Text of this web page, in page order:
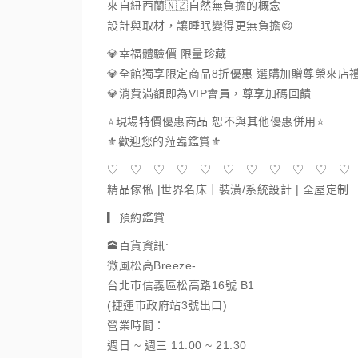
來自紐西蘭🇳🇿自然無負擔的概念
設計與取材，讓睡眠變得更無負擔😌
💎幸福體驗價 限量珍藏
💎全館獨享限定商品8折優惠 選購加贈尊榮來店
💎消費滿額即為VIP會員，尊享加碼回饋
⭐️現場特價優惠商品 恕不與其他優惠併用⭐️
⚜️歡迎您的蒞臨鑑賞⚜️
精品傢俬 |世界名床｜裝潢/系統設計 | 全屋定制
▎預約鑑賞
🕋百貨資訊:
微風松高Breeze-
台北市信義區松高路16號 B1
(捷運市政府站3號出口)
營業時間：
週日 ~ 週三 11:00 ~ 21:30